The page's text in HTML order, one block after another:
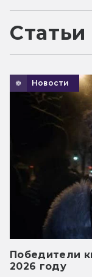
Статьи
Новости
Победители
2026 году